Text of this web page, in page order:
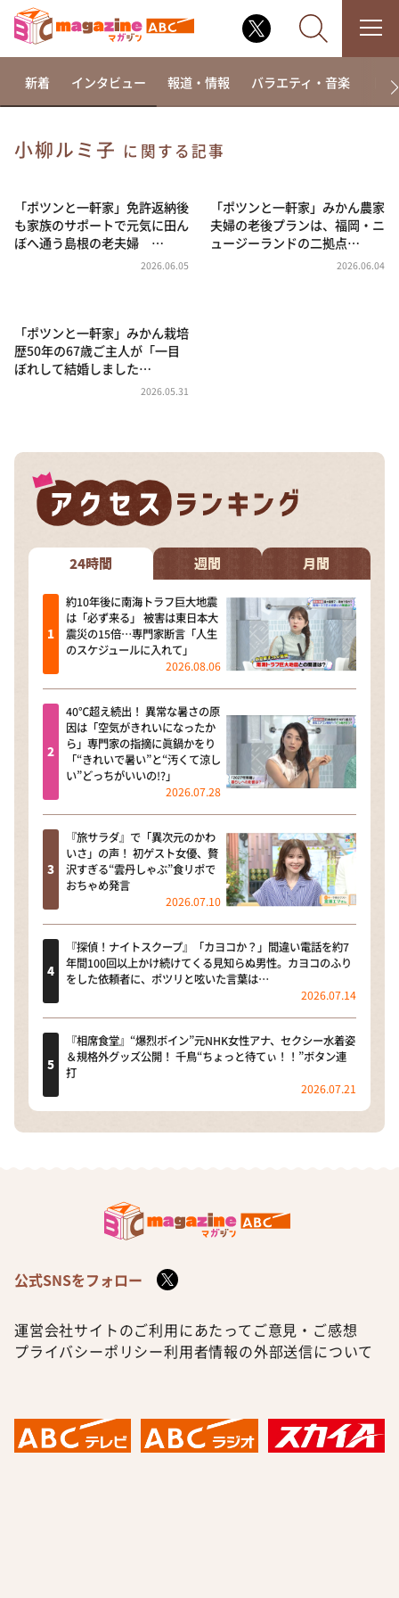
相席食堂
これ余談なんですけど・・・
～人生密着トークバラエティ！～ やすとものいたっ
news おかえり
河合＆A.B.C-Z塚田×福井アナ「なんでやねん！？」
（news おかえり）
教えて！ニュースライブ 正義のミカタ
ＬＩＦＥ～夢のカタチ～
新婚さんいらっしゃい！
ポツンと一軒家
ザキ山小屋本館
ぺこぱのまるスポ
新着 インタビュー 報道・情報 バラエティ・音楽 ド
小柳ルミ子 に関する記事
「ポツンと一軒家」免許返納後
も家族のサポートで元気に田ん
ぼへ通う島根の老夫婦 …
2026.06.05
「ポツンと一軒家」みかん農家
夫婦の老後プランは、福岡・ニ
ュージーランドの二拠点…
2026.06.04
「ポツンと一軒家」みかん栽培
歴50年の67歳ご主人が「一目
ぼれして結婚しました…
2026.05.31
24時間 週間 月間
約10年後に南海トラフ巨大地震
は「必ず来る」 被害は東日本大
震災の15倍…専門家断言「人生
のスケジュールに入れて」
2026.08.06
40℃超え続出！ 異常な暑さの原
因は「空気がきれいになったか
ら」専門家の指摘に眞鍋かをり
「“きれいで暑い”と“汚くて涼し
い”どっちがいいの!?」
2026.07.28
『旅サラダ』で「異次元のかわ
いさ」の声！ 初ゲスト女優、贅
沢すぎる“雲丹しゃぶ”食リポで
おちゃめ発言
2026.07.10
『探偵！ナイトスクープ』「カヨコか？」間違い電話を約7
年間100回以上かけ続けてくる見知らぬ男性。カヨコのふり
をした依頼者に、ポツリと呟いた言葉は…
2026.07.14
『相席食堂』“爆烈ボイン”元NHK女性アナ、セクシー水着姿
＆規格外グッズ公開！ 千鳥“ちょっと待てぃ！！”ボタン連
打
2026.07.21
公式SNSをフォロー
運営会社サイトのご利用にあたって ご意見・ご感想
プライバシーポリシー利用者情報の外部送信について